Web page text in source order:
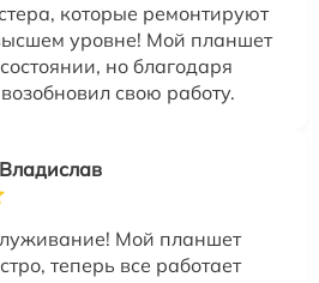
которые ремонтируют
уровне! Мой планшет
но благодаря
свою работу.
Мой планшет
теперь все работает